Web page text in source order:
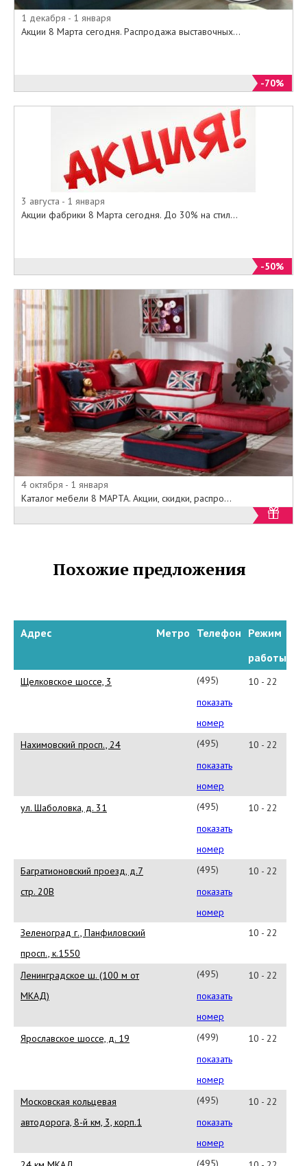
• Корпусная мебель
• Матрасы
Вся мебель в идеальгом
Приходите в наши салоны, или
заказывайте из специального
онлайн-каталога на официальном
сайте 8 Марта все то, о чем так
долго мечтали по самым
минимальным ценам.
1 декабря - 1 января
Акции 8 Марта сегодня. Распродажа выставочных...
-70%
3 августа - 1 января
Акции фабрики 8 Марта сегодня. До 30% на стил...
-50%
4 октября - 1 января
Каталог мебели 8 МАРТА. Акции, скидки, распро...
Похожие предложения
Адрес Метро Телефон Режим
работы
Щелковское шоссе, 3
(495)
988-
66-
63
показать
номер
10 - 22
Нахимовский просп., 24
(495)
779-
10-
20
показать
номер
10 - 22
ул. Шаболовка, д. 31
(495)
544-
82-
11
показать
номер
10 - 22
Багратионовский проезд, д.7
стр. 20В
(495)
645-
00-
показать
номер
10 - 22
Зеленоград г., Панфиловский
просп., к.1550
10 - 22
Ленинградское ш. (100 м от
МКАД)
(495)
723-
80-
01
показать
номер
10 - 22
Ярославское шоссе, д. 19
(499)
188-
65-
38
показать
номер
10 - 22
Московская кольцевая
автодорога, 8-й км, 3, корп.1
(495)
424-
99-
96
показать
номер
10 - 22
(495)